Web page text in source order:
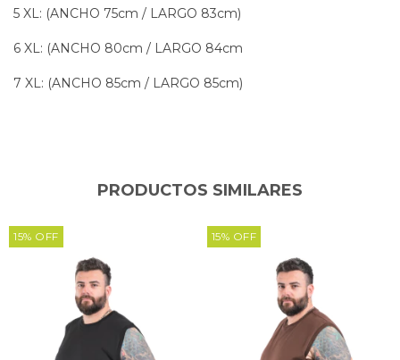
5 XL: (ANCHO 75cm / LARGO 83cm)
6 XL: (ANCHO 80cm / LARGO 84cm
7 XL: (ANCHO 85cm / LARGO 85cm)
PRODUCTOS SIMILARES
15% OFF 15% OFF